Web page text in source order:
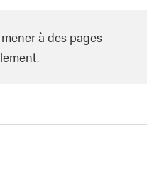
à des pages